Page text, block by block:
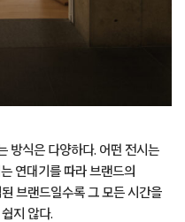
방식은 다양하다. 어떤 전시는
연대기를 따라 브랜드의
브랜드일수록 그 모든 시간을
지 않다.